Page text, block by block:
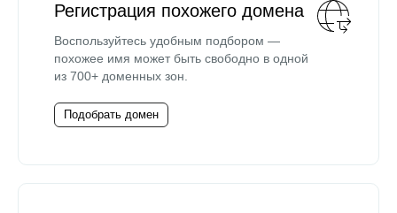
Регистрация похожего домена
Воспользуйтесь удобным подбором —
похожее имя может быть свободно в одной
из 700+ доменных зон.
Подобрать домен